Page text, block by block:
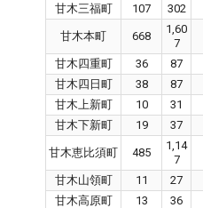
甘木三福町
107 302
甘木本町 668
1,60
7
甘木四重町 36 87
甘木四日町
38 87
甘木上新町
10 31
甘木下新町
19 37
甘木恵比須町 485
1,14
7
甘木山領町 11 27
甘木高原町
13 36